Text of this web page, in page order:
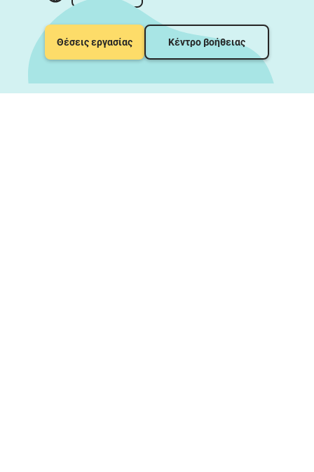
Θέσεις εργασίας Κέντρο βοήθειας